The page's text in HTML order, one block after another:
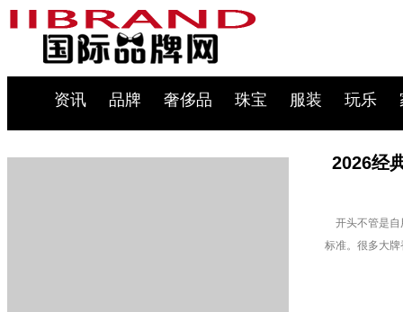
资讯 品牌 奢侈品 珠宝 服装 玩乐
2026经
开头不管是自
标准。很多大